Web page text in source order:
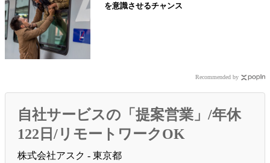
を意識させるチャンス
Recommended by
自社サービスの「提案営業」/年休
122日/リモートワークOK
株式会社アスク - 東京都